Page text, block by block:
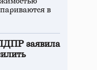
в
заявила